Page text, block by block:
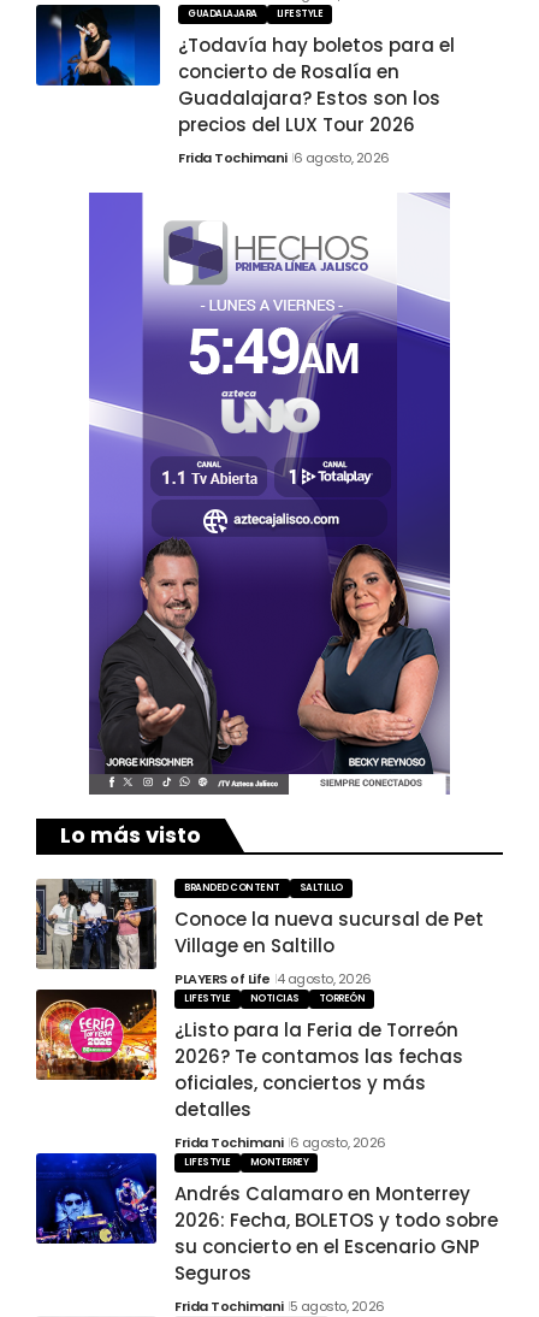
GUADALAJARA LIFESTYLE
¿Todavía hay boletos para el
concierto de Rosalía en
Guadalajara? Estos son los
precios del LUX Tour 2026
Frida Tochimani 6 agosto, 2026
Lo más visto
BRANDED CONTENT SALTILLO
Conoce la nueva sucursal de Pet
Village en Saltillo
PLAYERS of Life 4 agosto, 2026
LIFESTYLE NOTICIAS TORREÓN
¿Listo para la Feria de Torreón
2026? Te contamos las fechas
oficiales, conciertos y más
detalles
Frida Tochimani 6 agosto, 2026
LIFESTYLE MONTERREY
Andrés Calamaro en Monterrey
2026: Fecha, BOLETOS y todo sobre
su concierto en el Escenario GNP
Seguros
Frida Tochimani 5 agosto, 2026